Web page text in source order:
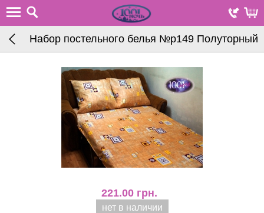
Набор постельного белья №р149 Полуторный
221.00 грн.
нет в наличии